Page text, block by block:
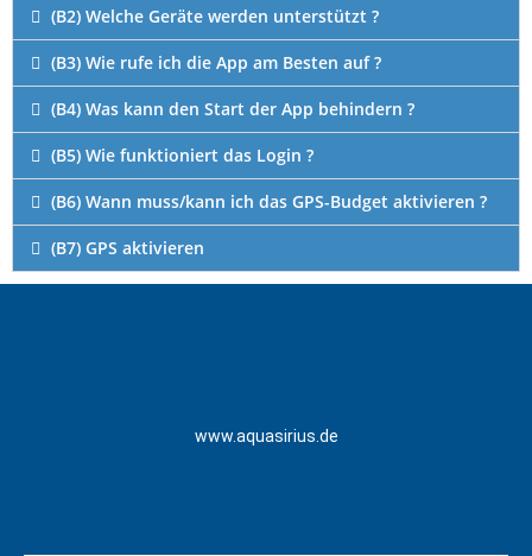
(B2) Welche Geräte werden unterstützt ?
(B3) Wie rufe ich die App am Besten auf ?
(B4) Was kann den Start der App behindern ?
(B5) Wie funktioniert das Login ?
(B6) Wann muss/kann ich das GPS-Budget aktivieren ?
(B7) GPS aktivieren
www.aquasirius.de